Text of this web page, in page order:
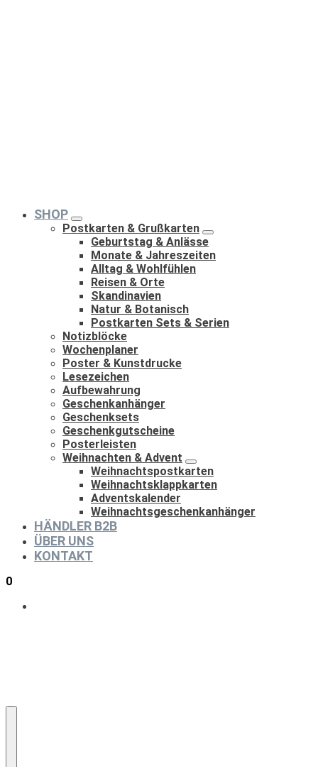
SHOP
Postkarten & Grußkarten
Geburtstag & Anlässe
Monate & Jahreszeiten
Alltag & Wohlfühlen
Reisen & Orte
Skandinavien
Natur & Botanisch
Postkarten Sets & Serien
Notizblöcke
Wochenplaner
Poster & Kunstdrucke
Lesezeichen
Aufbewahrung
Geschenkanhänger
Geschenksets
Geschenkgutscheine
Posterleisten
Weihnachten & Advent
Weihnachtspostkarten
Weihnachtsklappkarten
Adventskalender
Weihnachtsgeschenkanhänger
HÄNDLER B2B
ÜBER UNS
KONTAKT
0